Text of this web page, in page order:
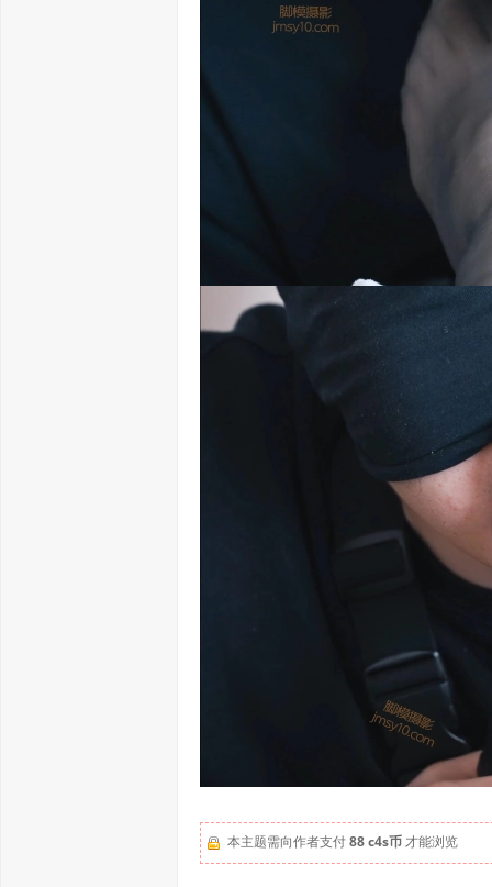
本主题需向作者支付88 c4s币才能浏览